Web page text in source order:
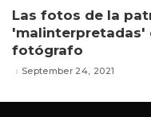
Las fotos de la
'malinterpretadas'
fotógrafo
September 24, 2021